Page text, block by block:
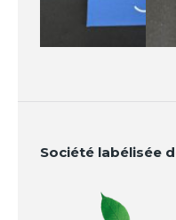
Société labélisée